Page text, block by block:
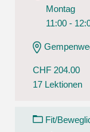
Montag
11:00 -
CHF 204.00
17 Lektionen
Fit/